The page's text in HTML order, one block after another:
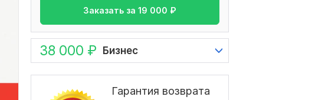
Заказать за 19 000 ₽
38 000 ₽ Бизнес
Гарантия возврата